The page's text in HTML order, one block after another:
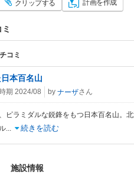
クリップする 計画を作成
コミ
本百名山
期 2024/08 by ナーザさん
ピラミダルな鋭鋒をもつ日本百名山。
続きを読む
施設情報